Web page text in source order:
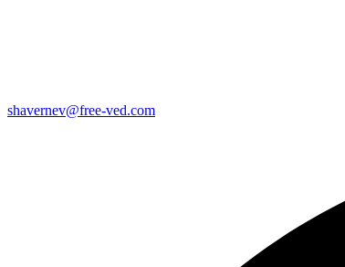
shavernev@free-ved.com